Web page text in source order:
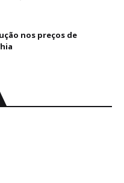
nos preços de